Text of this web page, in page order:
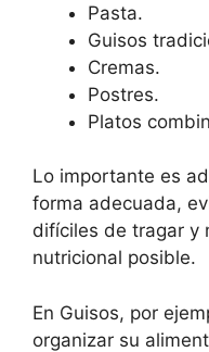
Pasta.
Guisos
Cremas.
Postres.
Platos
Lo importante es
forma adecuada,
difíciles de tragar y
nutricional posible.
En Guisos, por
organizar su